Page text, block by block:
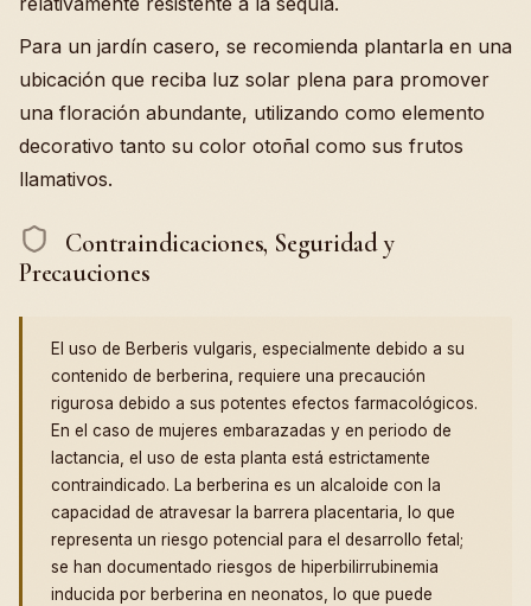
Para un jardín casero, se recomienda plantarla en una
ubicación que reciba luz solar plena para promover
una floración abundante, utilizando como elemento
decorativo tanto su color otoñal como sus frutos
llamativos.
Contraindicaciones, Seguridad y
Precauciones
El uso de Berberis vulgaris, especialmente debido a su
contenido de berberina, requiere una precaución
rigurosa debido a sus potentes efectos farmacológicos.
En el caso de mujeres embarazadas y en periodo de
lactancia, el uso de esta planta está estrictamente
contraindicado. La berberina es un alcaloide con la
capacidad de atravesar la barrera placentaria, lo que
representa un riesgo potencial para el desarrollo fetal;
se han documentado riesgos de hiperbilirrubinemia
inducida por berberina en neonatos, lo que puede